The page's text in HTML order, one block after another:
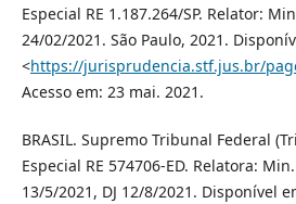
Especial RE 1.187.264/SP. Relator:
24/02/2021. São Paulo, 2021.
<https://jurisprudencia.stf.jus.br/
Acesso em: 23 mai. 2021.
BRASIL. Supremo Tribunal Federal
Especial RE 574706-ED. Relatora:
13/5/2021, DJ 12/8/2021. Disponível